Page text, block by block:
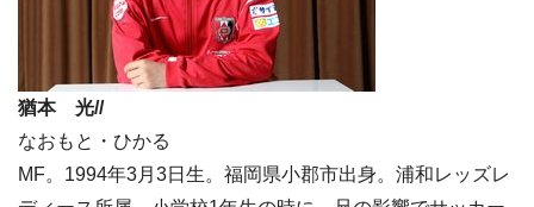
猶本 光//
なおもと・ひかる
MF。1994年3月3日生。福岡県小郡市出身。浦和レッズレ